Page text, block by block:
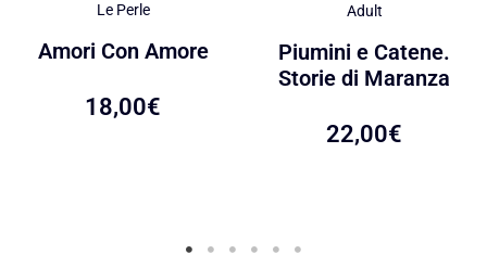
Le Perle
Amori Con Amore
18,00€
Adult
Piumini e Catene.
Storie di Maranza
22,00€